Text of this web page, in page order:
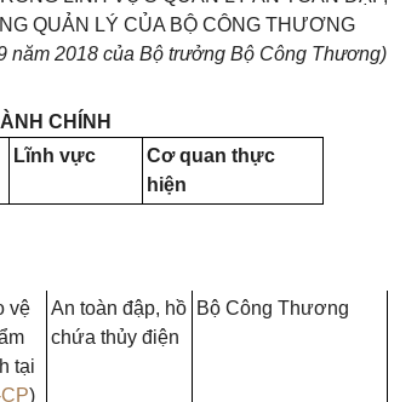
QUẢN LÝ CỦA BỘ CÔNG THƯƠNG
năm 2018 của Bộ trưởng Bộ Công Thương)
CHÍNH
Lĩnh vực
Cơ quan thực
hiện
vệ
tại
)
An toàn đập, hồ
chứa thủy điện
Bộ Công Thương